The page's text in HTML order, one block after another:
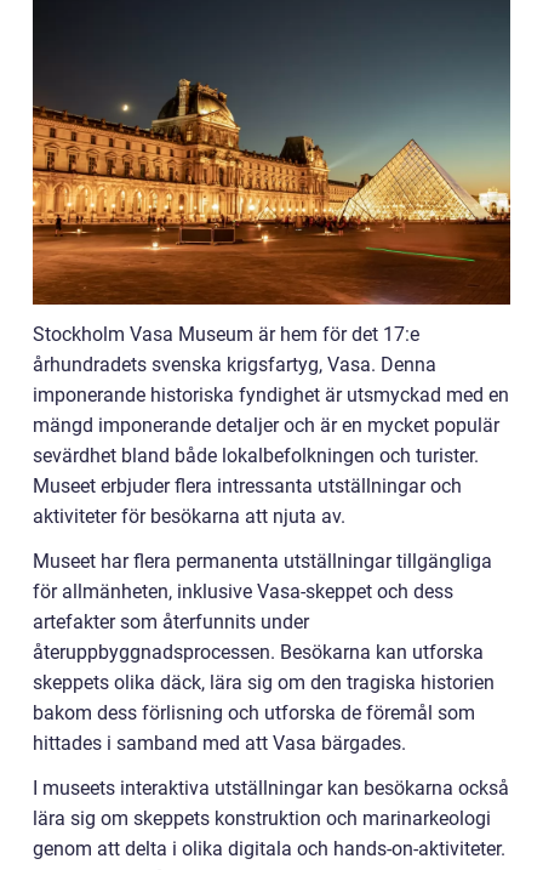
Stockholm Vasa Museum är hem för det 17:e
århundradets svenska krigsfartyg, Vasa. Denna
imponerande historiska fyndighet är utsmyckad med en
mängd imponerande detaljer och är en mycket populär
sevärdhet bland både lokalbefolkningen och turister.
Museet erbjuder flera intressanta utställningar och
aktiviteter för besökarna att njuta av.
Museet har flera permanenta utställningar tillgängliga
för allmänheten, inklusive Vasa-skeppet och dess
artefakter som återfunnits under
återuppbyggnadsprocessen. Besökarna kan utforska
skeppets olika däck, lära sig om den tragiska historien
bakom dess förlisning och utforska de föremål som
hittades i samband med att Vasa bärgades.
I museets interaktiva utställningar kan besökarna också
lära sig om skeppets konstruktion och marinarkeologi
genom att delta i olika digitala och hands-on-aktiviteter.